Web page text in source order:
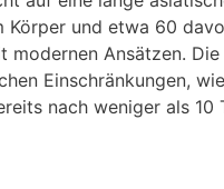
und etwa 60
Ansätzen.
Einschränkungen,
nach weniger als